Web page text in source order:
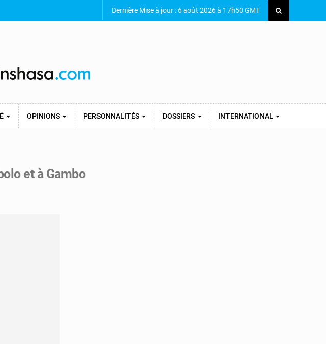
Dernière Mise à jour : 6 août 2026 à 17h50 GMT
OPINIONS PERSONNALITÉS DOSSIERS INTERNATIONAL
et à Gambo